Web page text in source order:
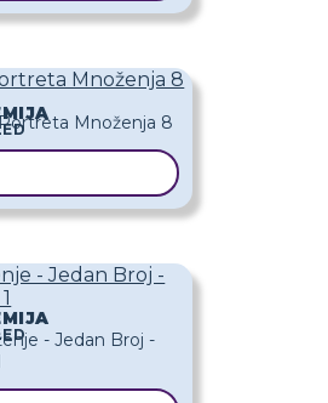
Množenja 8
- Jedan Broj -